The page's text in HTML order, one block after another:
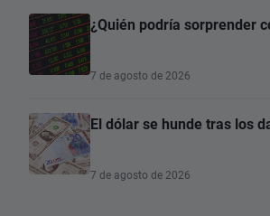
¿Quién podría sorprender
7 de agosto de 2026
El dólar se hunde tras los
7 de agosto de 2026